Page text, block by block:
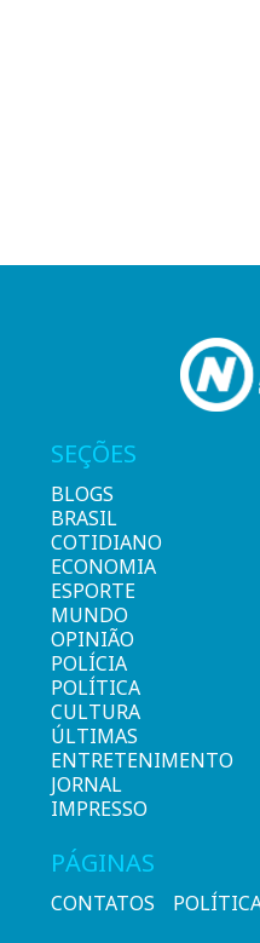
SEÇÕES
BLOGS
BRASIL
COTIDIANO
ECONOMIA
ESPORTE
MUNDO
OPINIÃO
POLÍCIA
POLÍTICA
CULTURA
ÚLTIMAS
ENTRETENIMENTO
JORNAL
IMPRESSO
PÁGINAS
CONTATOS